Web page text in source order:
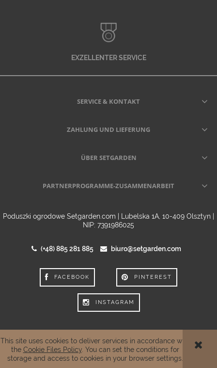
This site uses cookies to deliver services in accordance with
the Cookie Files Policy. You can set the conditions for
storage and access to cookies in your browser settings.
EXZELLENTER SERVICE
SERVICE & KONTAKT
ZAHLUNG UND LIEFERUNG
ÜBER SETGARDEN
PARTNERPROGRAMME-ZUSAMMENARBEIT
Poduszki ogrodowe Setgarden.com | Lubelska 1A, 10-409 Olsztyn |
NIP: 7391986025
(+48) 885 281 885 biuro@setgarden.com
FACEBOOK PINTEREST
INSTAGRAM
VIEW FULL VERSION OF THE SITE
Sklep internetowy Shoper.pl